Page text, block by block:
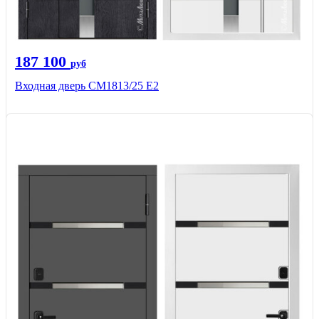
187 100 руб
Входная дверь СМ1813/25 Е2